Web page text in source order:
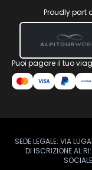
Proudly part
Puoi pagare il tuo
SEDE LEGALE: VIA
DI ISCRIZIONE AL